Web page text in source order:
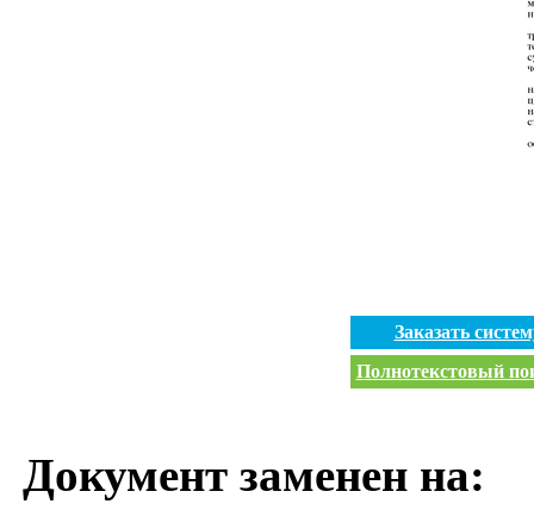
Заказать
Полнотекстовый
Документ заменен на: